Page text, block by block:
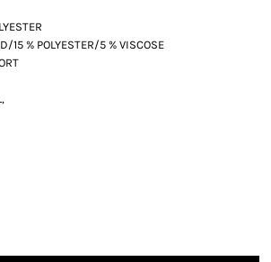
15 % POLYESTER/5 % VISCOSE